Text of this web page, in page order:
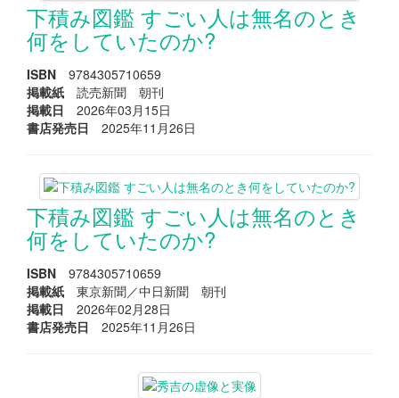
下積み図鑑 すごい人は無名のとき
何をしていたのか?
ISBN 9784305710659
掲載紙 読売新聞 朝刊
掲載日 2026年03月15日
書店発売日 2025年11月26日
下積み図鑑 すごい人は無名のとき
何をしていたのか?
ISBN 9784305710659
掲載紙 東京新聞／中日新聞 朝刊
掲載日 2026年02月28日
書店発売日 2025年11月26日